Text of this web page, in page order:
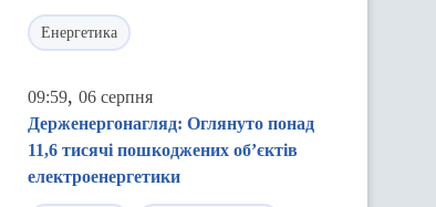
Енергетика
09:59, 06 серпня
Держенергонагляд: Оглянуто понад
11,6 тисячі пошкоджених об’єктів
електроенергетики